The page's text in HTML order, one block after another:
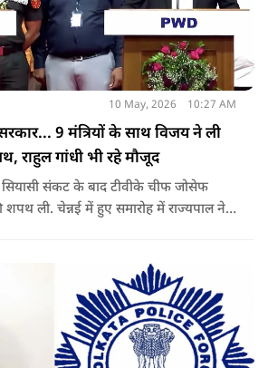
10 May, 2026 10:27 AM
9 मंत्रियों के साथ विजय ने ली
राहुल गांधी भी रहे मौजूद
संकट के बाद टीवीके चीफ जोसेफ
ली. चेन्नई में हुए समारोह में राज्यपाल ने